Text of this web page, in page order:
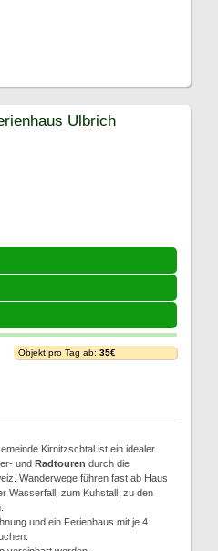
Ulbrich
Objekt pro Tag ab: 35€
Kirnitzschtal ist ein idealer
und Radtouren durch die
Wanderwege führen fast ab Haus
Wasserfall, zum Kuhstall, zu den
und ein Ferienhaus mit je 4